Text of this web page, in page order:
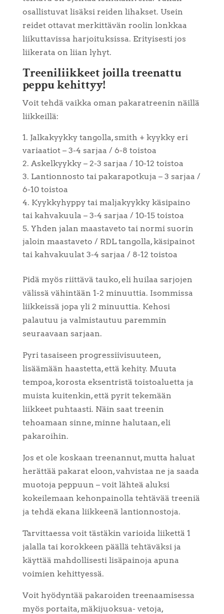
osallistuvat lisäksi reiden lihakset. Usein
reidet ottavat merkittävän roolin lonkkaa
liikuttavissa harjoituksissa. Erityisesti jos
liikerata on liian lyhyt.
Treeniliikkeet joilla treenattu
peppu kehittyy!
Voit tehdä vaikka oman pakaratreenin näillä
liikkeillä:
Jalkakyykky tangolla, smith + kyykky eri
variaatiot – 3-4 sarjaa / 6-8 toistoa
Askelkyykky – 2-3 sarjaa / 10-12 toistoa
Lantionnosto tai pakarapotkuja – 3 sarjaa /
6-10 toistoa
Kyykkyhyppy tai maljakyykky käsipaino
tai kahvakuula – 3-4 sarjaa / 10-15 toistoa
Yhden jalan maastaveto tai normi suorin
jaloin maastaveto / RDL tangolla, käsipainot
tai kahvakuulat 3-4 sarjaa / 8-12 toistoa
Pidä myös riittävä tauko, eli huilaa sarjojen
välissä vähintään 1-2 minuuttia. Isommissa
liikkeissä jopa yli 2 minuuttia. Kehosi
palautuu ja valmistautuu paremmin
seuraavaan sarjaan.
Pyri tasaiseen progressiivisuuteen,
lisäämään haastetta, että kehity. Muuta
tempoa, korosta eksentristä toistoaluetta ja
muista kuitenkin, että pyrit tekemään
liikkeet puhtaasti. Näin saat treenin
tehoamaan sinne, minne halutaan, eli
pakaroihin.
Jos et ole koskaan treenannut, mutta haluat
herättää pakarat eloon, vahvistaa ne ja saada
muotoja peppuun – voit lähteä aluksi
kokeilemaan kehonpainolla tehtävää treeniä
ja tehdä ekana liikkeenä lantionnostoja.
Tarvittaessa voit tästäkin varioida liikettä 1
jalalla tai korokkeen päällä tehtäväksi ja
käyttää mahdollisesti lisäpainoja apuna
voimien kehittyessä.
Voit hyödyntää pakaroiden treenaamisessa
myös portaita, mäkijuoksua- vetoja,